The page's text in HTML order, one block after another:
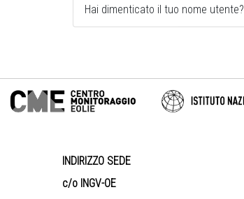
Hai dimenticato il tuo nome utente?
INDIRIZZO SEDE
c/o INGV-OE